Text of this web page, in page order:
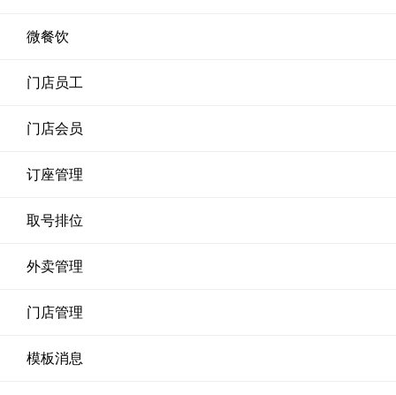
微餐饮
门店员工
门店会员
订座管理
取号排位
外卖管理
门店管理
模板消息